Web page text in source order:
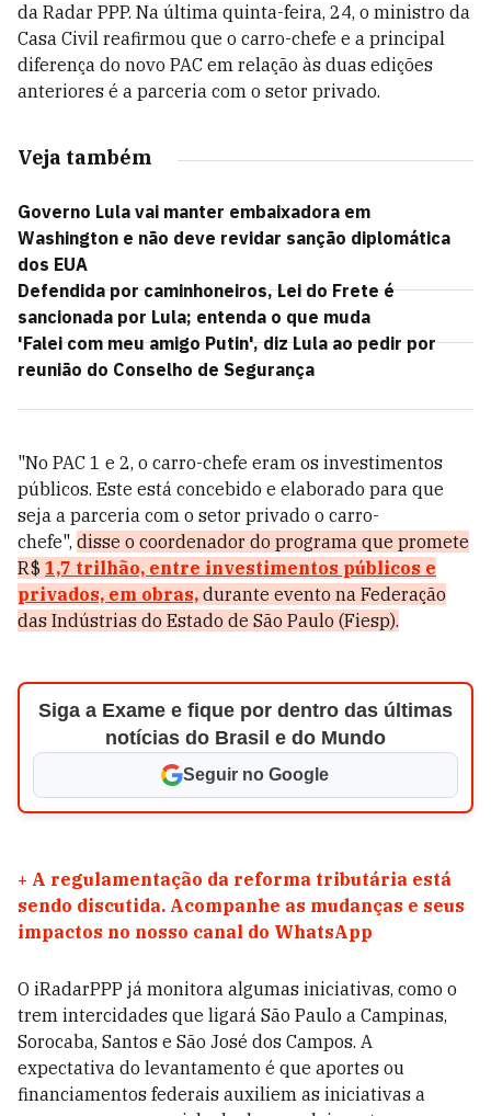
da Radar PPP. Na última quinta-feira, 24, o ministro da
Casa Civil reafirmou que o carro-chefe e a principal
diferença do novo PAC em relação às duas edições
anteriores é a parceria com o setor privado.
Veja também
Governo Lula vai manter embaixadora em
Washington e não deve revidar sanção diplomática
dos EUA
Defendida por caminhoneiros, Lei do Frete é
sancionada por Lula; entenda o que muda
'Falei com meu amigo Putin', diz Lula ao pedir por
reunião do Conselho de Segurança
"No PAC 1 e 2, o carro-chefe eram os investimentos
públicos. Este está concebido e elaborado para que
seja a parceria com o setor privado o carro-
chefe", disse o coordenador do programa que promete
R$ 1,7 trilhão, entre investimentos públicos e
privados, em obras, durante evento na Federação
das Indústrias do Estado de São Paulo (Fiesp).
Siga a Exame e fique por dentro das últimas
notícias do Brasil e do Mundo
Seguir no Google
+ A regulamentação da reforma tributária está
sendo discutida. Acompanhe as mudanças e seus
impactos no nosso canal do WhatsApp
O iRadarPPP já monitora algumas iniciativas, como o
trem intercidades que ligará São Paulo a Campinas,
Sorocaba, Santos e São José dos Campos. A
expectativa do levantamento é que aportes ou
financiamentos federais auxiliem as iniciativas a